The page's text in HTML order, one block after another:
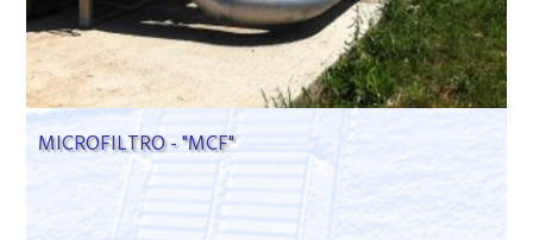
MICROFILTRO - "MCF"